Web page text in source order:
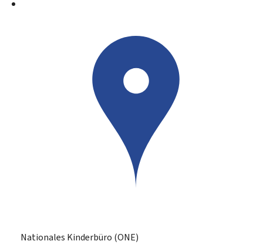
Nationales Kinderbüro (ONE)